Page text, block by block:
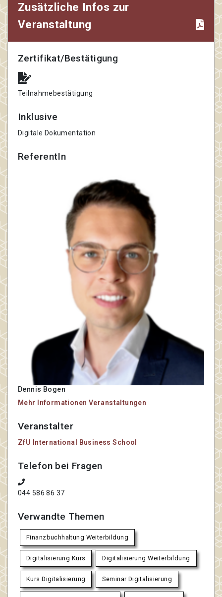
Zusätzliche Infos zur
Veranstaltung
Zertifikat/Bestätigung
Teilnahmebestätigung
Inklusive
Digitale Dokumentation
ReferentIn
Dennis Bogen
Mehr Informationen Veranstaltungen
Veranstalter
ZfU International Business School
Telefon bei Fragen
044 586 86 37
Verwandte Themen
Finanzbuchhaltung Weiterbildung
Digitalisierung Kurs Digitalisierung Weiterbildung
Kurs Digitalisierung Seminar Digitalisierung